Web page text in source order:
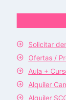
Solicitar
Ofertas /
Aula +
Alquiler
Alquiler